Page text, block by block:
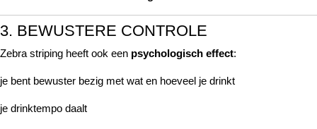
3. BEWUSTERE CONTROLE
Zebra striping heeft ook een psychologisch effect:
je bent bewuster bezig met wat en hoeveel je drinkt
je drinktempo daalt